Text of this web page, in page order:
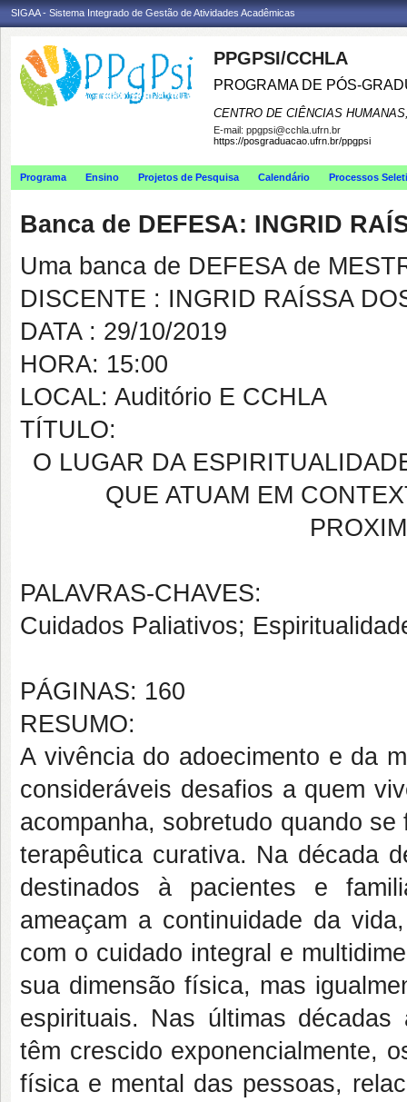
SIGAA - Sistema Integrado de Gestão de Atividades Acadêmicas
PPGPSI/CCHLA
PROGRAMA DE PÓS-
CENTRO DE CIÊNCIAS
E-mail: ppgpsi@cchla.ufrn.br
https://posgraduacao.ufrn.br/ppgpsi
Programa Ensino Projetos de Pesquisa Calendário Processos
Banca de DEFESA: INGRID
Uma banca de DEFESA de
DISCENTE : INGRID RAÍSSA
DATA : 29/10/2019
HORA: 15:00
LOCAL: Auditório E CCHLA
TÍTULO:
O LUGAR DA
QUE ATUAM EM
PALAVRAS-CHAVES:
Cuidados Paliativos;
PÁGINAS: 160
RESUMO:
A vivência do adoecimento e da
consideráveis desafios a quem
acompanha, sobretudo quando
terapêutica curativa. Na década
destinados à pacientes e
ameaçam a continuidade da
com o cuidado integral e
sua dimensão física, mas
espirituais. Nas últimas
têm crescido exponencialmente,
física e mental das pessoas,